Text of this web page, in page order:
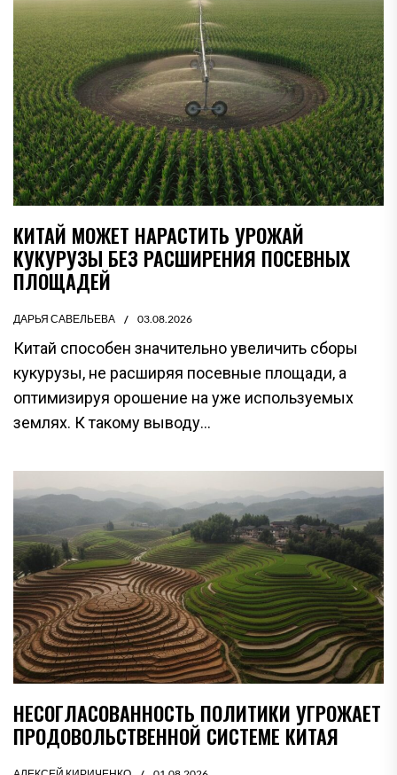
КИТАЙ МОЖЕТ НАРАСТИТЬ УРОЖАЙ
КУКУРУЗЫ БЕЗ РАСШИРЕНИЯ ПОСЕВНЫХ
ПЛОЩАДЕЙ
ДАРЬЯ САВЕЛЬЕВА 03.08.2026
Китай способен значительно увеличить сборы
кукурузы, не расширяя посевные площади, а
оптимизируя орошение на уже используемых
землях. К такому выводу...
НЕСОГЛАСОВАННОСТЬ ПОЛИТИКИ УГРОЖАЕТ
ПРОДОВОЛЬСТВЕННОЙ СИСТЕМЕ КИТАЯ